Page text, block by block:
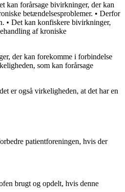
kan forårsage bivirkninger, der kan
betændelsesproblemer. • Derfor
• Det kan konfiskere bivirkninger,
af kroniske
der kan forekomme i forbindelse
som kan forårsage
er også virkeligheden, at det har en
patientforeningen, hvis der
brugt og opdelt, hvis denne